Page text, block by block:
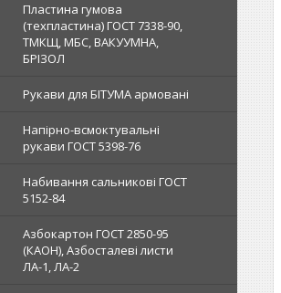
Пластина гумова
(техпластина) ГОСТ 7338-90,
ТМКЩ, МБС, ВАКУУМНА,
БРІЗОЛ
Рукави для БІТУМА армовані
Напірно-всмоктувальні
рукави ГОСТ 5398-76
Набивання сальникові ГОСТ
5152-84
Азбокартон ГОСТ 2850-95
(КАОН), Азбосталеві листи
ЛА-1, ЛА-2